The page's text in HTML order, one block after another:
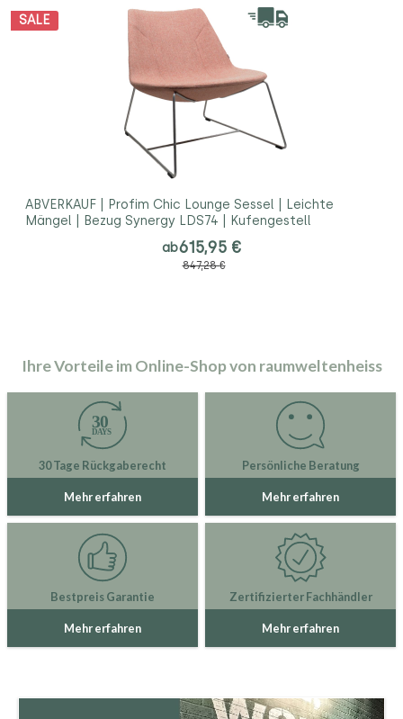
SALE
ABVERKAUF | Profim Chic Lounge Sessel | Leichte
Mängel | Bezug Synergy LDS74 | Kufengestell
ab615,95 €
847,28 €
Ihre Vorteile im Online-Shop von raumweltenheiss
30 Tage Rückgaberecht
Mehr erfahren
Persönliche Beratung
Mehr erfahren
Bestpreis Garantie
Mehr erfahren
Zertifizierter Fachhändler
Mehr erfahren